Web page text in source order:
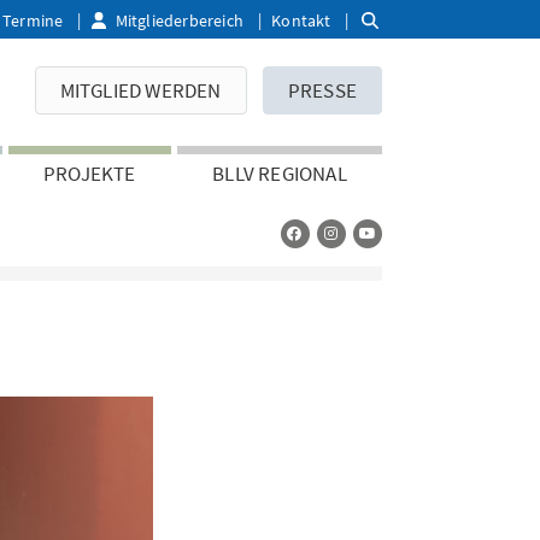
Termine Mitgliederbereich Kontakt
MITGLIED WERDEN PRESSE
PROJEKTE BLLV REGIONAL